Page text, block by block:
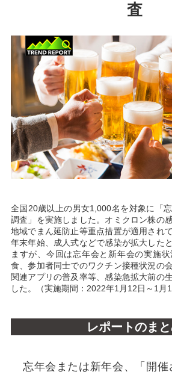
査
全国20歳以上の男女1,000名を対象に「
調査」を実施しました。オミクロン株の
地域でまん延防止等重点措置が適用され
年末年始、成人式などで感染が拡大した
ますが、今回は忘年会と新年会の実施
食、参加者同士でのワクチン接種状況の
関連アプリの普及率等、感染急拡大前の
した。（実施期間：2022年1月12日～1月
レポートのま
忘年会または新年会、「開催